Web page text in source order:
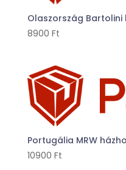
Olaszország
8900 Ft
Portugália MRW
10900 Ft